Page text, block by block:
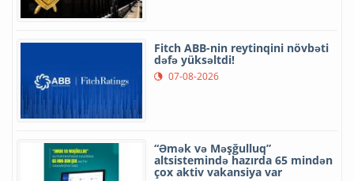
Fitch ABB-nin reytinqini növbəti
dəfə yüksəltdi!
07-08-2026
“Əmək və Məşğulluq”
altsistemində hazırda 65 mindən
çox aktiv vakansiya var